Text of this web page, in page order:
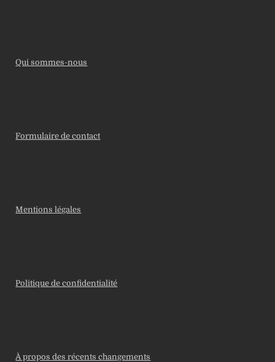
Qui sommes-nous
Formulaire de contact
Mentions légales
Politique de confidentialité
À propos des récents changements